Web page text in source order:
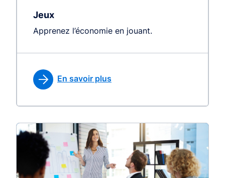
Jeux
Apprenez l’économie en jouant.
En savoir plus